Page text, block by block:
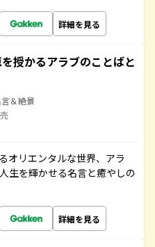
詳細を見る
授かるアラブのことばと
＆絶景
オリエンタルな世界、アラ
生を輝かせる名言と癒やしの
詳細を見る